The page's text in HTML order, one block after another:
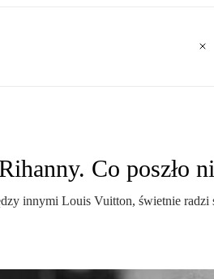
Co poszło
innymi Louis Vuitton, świetnie